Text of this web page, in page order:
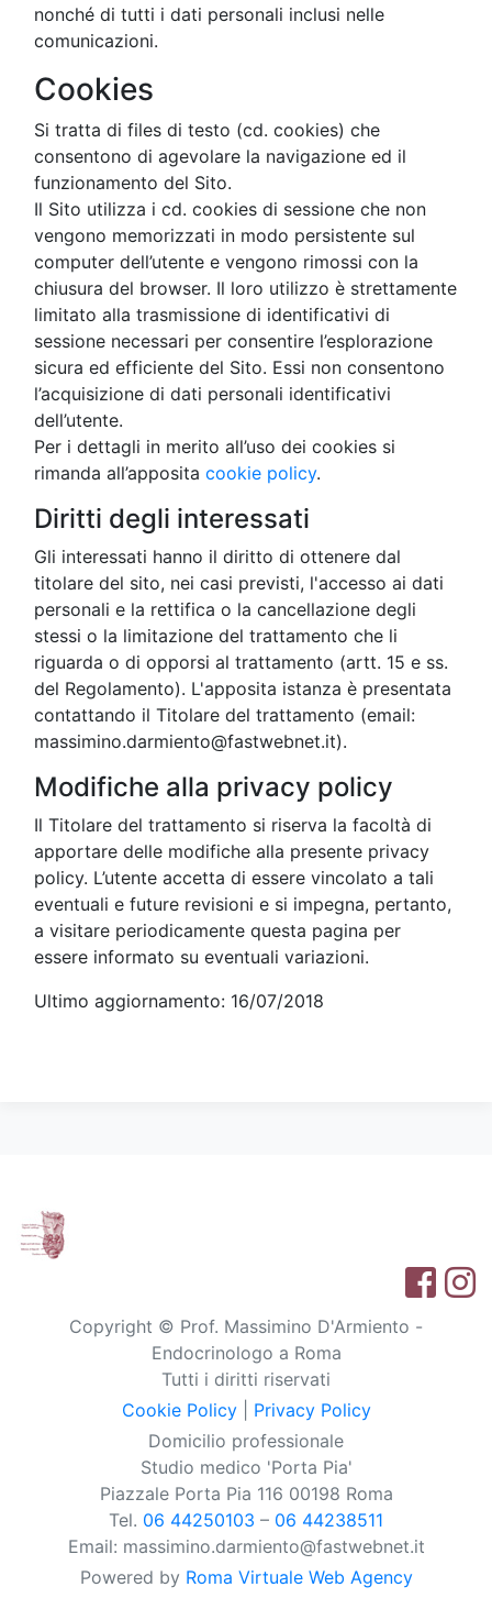
nonché di tutti i dati personali inclusi nelle
comunicazioni.
Cookies
Si tratta di files di testo (cd. cookies) che
consentono di agevolare la navigazione ed il
funzionamento del Sito.
Il Sito utilizza i cd. cookies di sessione che non
vengono memorizzati in modo persistente sul
computer dell’utente e vengono rimossi con la
chiusura del browser. Il loro utilizzo è strettamente
limitato alla trasmissione di identificativi di
sessione necessari per consentire l’esplorazione
sicura ed efficiente del Sito. Essi non consentono
l’acquisizione di dati personali identificativi
dell’utente.
Per i dettagli in merito all’uso dei cookies si
rimanda all’apposita cookie policy.
Diritti degli interessati
Gli interessati hanno il diritto di ottenere dal
titolare del sito, nei casi previsti, l'accesso ai dati
personali e la rettifica o la cancellazione degli
stessi o la limitazione del trattamento che li
riguarda o di opporsi al trattamento (artt. 15 e ss.
del Regolamento). L'apposita istanza è presentata
contattando il Titolare del trattamento (email:
massimino.darmiento@fastwebnet.it).
Modifiche alla privacy policy
Il Titolare del trattamento si riserva la facoltà di
apportare delle modifiche alla presente privacy
policy. L’utente accetta di essere vincolato a tali
eventuali e future revisioni e si impegna, pertanto,
a visitare periodicamente questa pagina per
essere informato su eventuali variazioni.
Ultimo aggiornamento: 16/07/2018
Copyright © Prof. Massimino D'Armiento -
Endocrinologo a Roma
Tutti i diritti riservati
Cookie Policy| Privacy Policy
Domicilio professionale
Studio medico 'Porta Pia'
Piazzale Porta Pia 116 00198 Roma
Tel. 06 44250103 – 06 44238511
Email: massimino.darmiento@fastwebnet.it
Powered by Roma Virtuale Web Agency